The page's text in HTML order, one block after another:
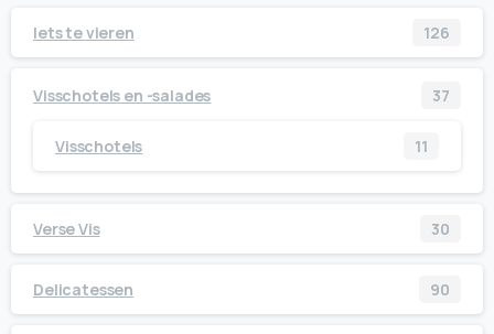
Iets te vieren 126
Visschotels en -salades 37
Visschotels 11
Verse Vis 30
Delicatessen 90